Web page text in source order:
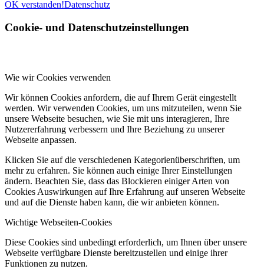
OK verstanden!Datenschutz
Cookie- und Datenschutzeinstellungen
Wie wir Cookies verwenden
Wir können Cookies anfordern, die auf Ihrem Gerät eingestellt
werden. Wir verwenden Cookies, um uns mitzuteilen, wenn Sie
unsere Webseite besuchen, wie Sie mit uns interagieren, Ihre
Nutzererfahrung verbessern und Ihre Beziehung zu unserer
Webseite anpassen.
Klicken Sie auf die verschiedenen Kategorienüberschriften, um
mehr zu erfahren. Sie können auch einige Ihrer Einstellungen
ändern. Beachten Sie, dass das Blockieren einiger Arten von
Cookies Auswirkungen auf Ihre Erfahrung auf unseren Webseite
und auf die Dienste haben kann, die wir anbieten können.
Wichtige Webseiten-Cookies
Diese Cookies sind unbedingt erforderlich, um Ihnen über unsere
Webseite verfügbare Dienste bereitzustellen und einige ihrer
Funktionen zu nutzen.